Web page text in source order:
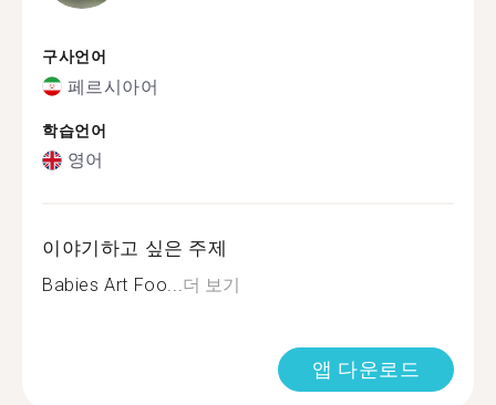
구사언어
페르시아어
학습언어
영어
이야기하고 싶은 주제
Babies Art Foo...더 보기
앱 다운로드